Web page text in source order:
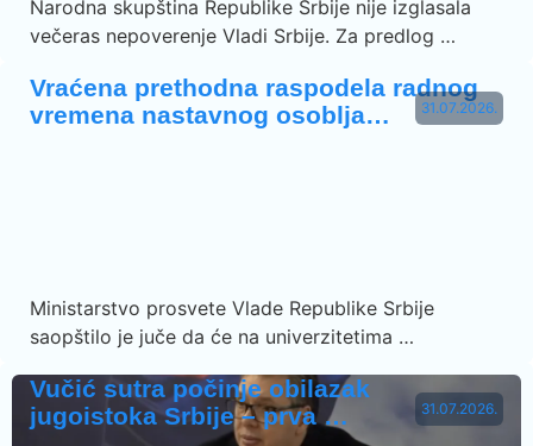
Narodna skupština Republike Srbije nije izglasala
večeras nepoverenje Vladi Srbije. Za predlog …
31.07.2026.
Vraćena prethodna raspodela radnog
vremena nastavnog osoblja…
Ministarstvo prosvete Vlade Republike Srbije
saopštilo je juče da će na univerzitetima …
31.07.2026.
Vučić sutra počinje obilazak
jugoistoka Srbije – prva …